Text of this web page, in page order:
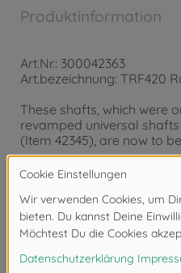
Produktinformation
Art.Nr.: 300042363
Art.bezeichnung: TRF420
These shafts, which were
revamped universal shafts
(Item 42345), are now to
Item Contents/Information
• Compatible with double
*Requires 4mm thickness
other than the TRF420.